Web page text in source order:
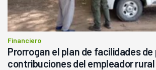
Financiero
Prorrogan el plan de facilidades de
contribuciones del empleador rural